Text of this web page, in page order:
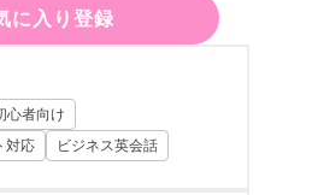
に入り登録
心者向け
対応
ビジネス英会話